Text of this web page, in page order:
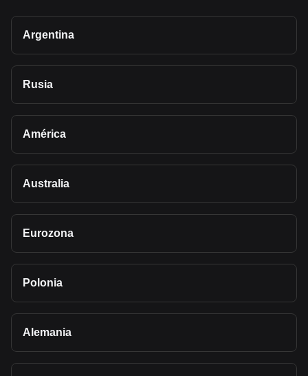
Argentina
Rusia
América
Australia
Eurozona
Polonia
Alemania